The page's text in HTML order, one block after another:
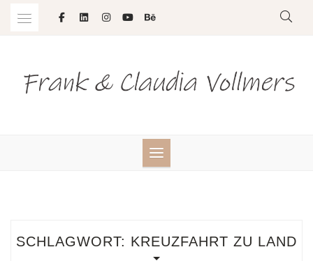
SCHLAGWORT: KREUZFAHRT ZU LAND